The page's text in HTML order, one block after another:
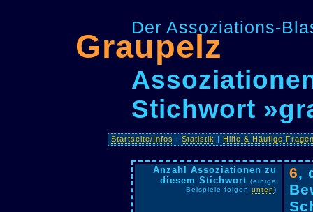
Der Assoziations-
Graupelz
Stichwort
Startseite/Infos |Statistik |Hilfe & Häufige
Anzahl Assoziationen zu
diesem Stichwort (einige
Beispiele folgen unten)
6,